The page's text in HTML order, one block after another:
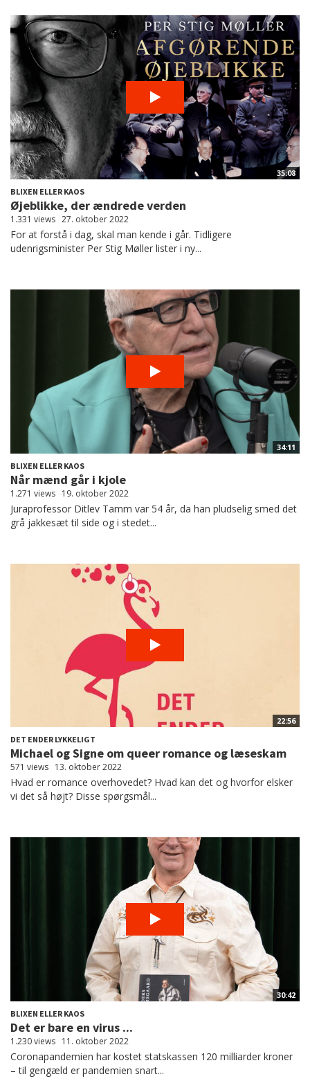
35:08
BLIXEN ELLER KAOS
Øjeblikke, der ændrede verden
1.331 views 27. oktober 2022
For at forstå i dag, skal man kende i går. Tidligere
udenrigsminister Per Stig Møller lister i ny...
34:11
BLIXEN ELLER KAOS
Når mænd går i kjole
1.271 views 19. oktober 2022
Juraprofessor Ditlev Tamm var 54 år, da han pludselig smed det
grå jakkesæt til side og i stedet...
22:56
DET ENDER LYKKELIGT
Michael og Signe om queer romance og læseskam
571 views 13. oktober 2022
Hvad er romance overhovedet? Hvad kan det og hvorfor elsker
vi det så højt? Disse spørgsmål...
30:42
BLIXEN ELLER KAOS
Det er bare en virus ...
1.230 views 11. oktober 2022
Coronapandemien har kostet statskassen 120 milliarder kroner
– til gengæld er pandemien snart...